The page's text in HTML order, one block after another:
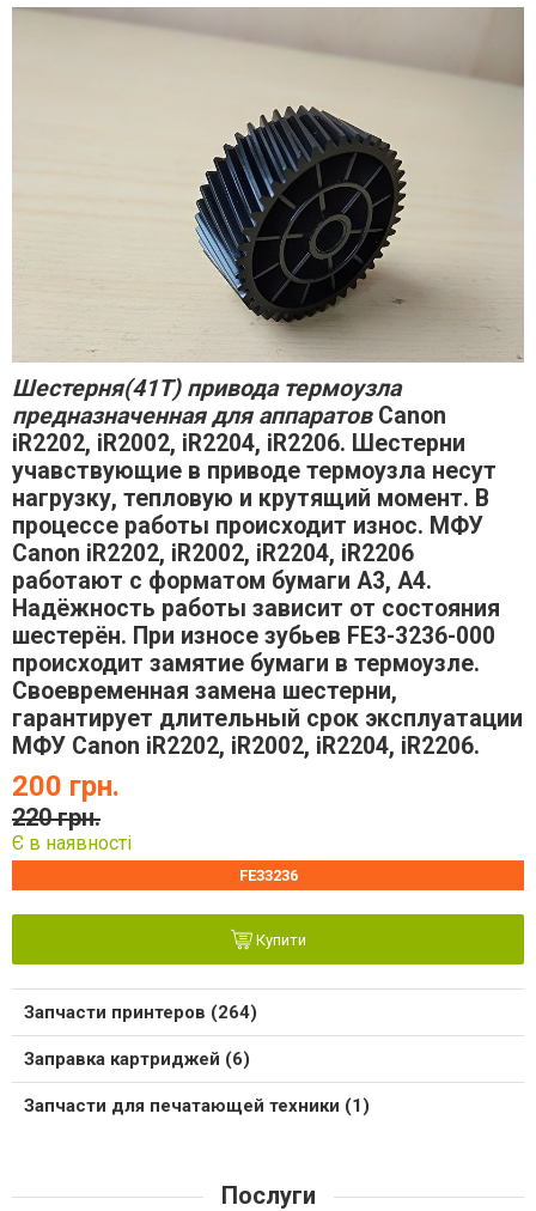
Шестерня(41Т) привода термоузла
предназначенная для аппаратов Canon
iR2202, iR2002, iR2204, iR2206. Шестерни
учавствующие в приводе термоузла несут
нагрузку, тепловую и крутящий момент. В
процессе работы происходит износ. МФУ
Canon iR2202, iR2002, iR2204, iR2206
работают с форматом бумаги А3, А4.
Надёжность работы зависит от состояния
шестерён. При износе зубьев FE3-3236-000
происходит замятие бумаги в термоузле.
Своевременная замена шестерни,
гарантирует длительный срок эксплуатации
МФУ Canon iR2202, iR2002, iR2204, iR2206.
200 грн.
220 грн.
Є в наявності
FE33236
Купити
Запчасти принтеров (264)
Заправка картриджей (6)
Запчасти для печатающей техники (1)
Послуги